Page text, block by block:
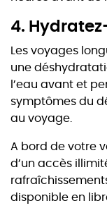
4.
Les voyages
une
l’eau avant et
symptômes du
au voyage.
A bord de votre
d’un accès
disponible en